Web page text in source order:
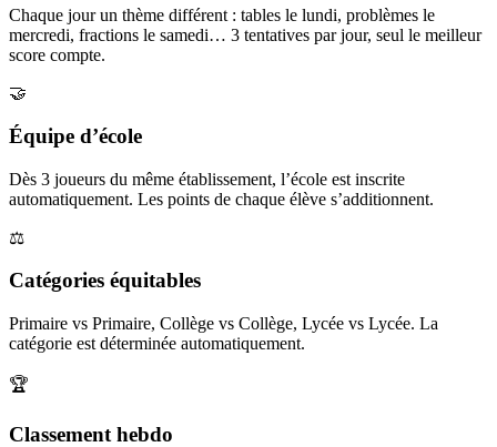
Chaque jour un thème différent : tables le lundi, problèmes le
mercredi, fractions le samedi… 3 tentatives par jour, seul le meilleur
score compte.
🤝
Équipe d’école
Dès 3 joueurs du même établissement, l’école est inscrite
automatiquement. Les points de chaque élève s’additionnent.
⚖️
Catégories équitables
Primaire vs Primaire, Collège vs Collège, Lycée vs Lycée. La
catégorie est déterminée automatiquement.
🏆
Classement hebdo